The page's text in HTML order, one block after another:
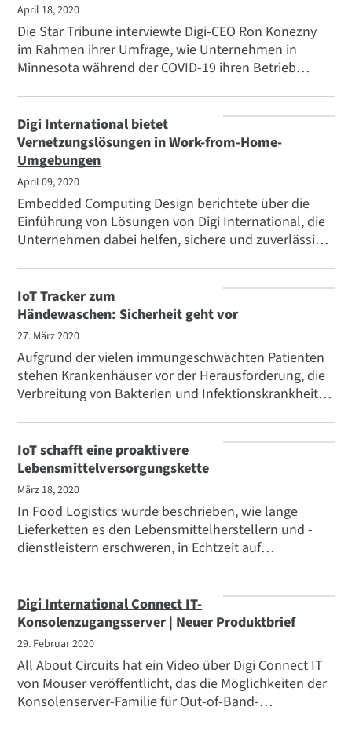
April 18, 2020
Die Star Tribune interviewte Digi-CEO Ron Konezny
im Rahmen ihrer Umfrage, wie Unternehmen in
Minnesota während der COVID-19 ihren Betrieb
Digi International bietet
Vernetzungslösungen in Work-from-Home-
Umgebungen
April 09, 2020
Embedded Computing Design berichtete über die
Einführung von Lösungen von Digi International, die
Unternehmen dabei helfen, sichere und zuverlässige
Unternehmen vor neue Herausforderungen, wenn es
darum geht, wichtige Unternehmensdaten zu
schützen und den Mitarbeitern einen sicheren
Zugang zum Unternehmensnetzwerk zu
ermöglichen.
IoT Tracker zum
Händewaschen: Sicherheit geht vor
27. März 2020
Aufgrund der vielen immungeschwächten Patienten
stehen Krankenhäuser vor der Herausforderung, die
Verbreitung von Bakterien und Infektionskrankheiten
dieses Problems schon lange vor der COVID-19-
Pandemie und entwickelte ein sensorbasiertes
Handreinigungssystem unter Verwendung des Digi
XBee Gateway und Digi Remote Manager. Die
sensorgesteuerten Stationen identifizieren jeden
einzelnen Mitarbeiter und zeichnen Handhygiene-
Ereignisse auf, um die Einhaltung zu bestätigen
und/oder rechtzeitig an die Hygiene zu erinnern.
IoT schafft eine proaktivere
Lebensmittelversorgungskette
März 18, 2020
In Food Logistics wurde beschrieben, wie lange
Lieferketten es den Lebensmittelherstellern und -
dienstleistern erschweren, in Echtzeit auf
beschreibt, wie Organisationen wie SmartSense by
Digi diese Herausforderungen mit IoT Geräten und
Berichten lösen.
Digi International Connect IT-
Konsolenzugangsserver | Neuer Produktbrief
29. Februar 2020
All About Circuits hat ein Video über Digi Connect IT
von Mouser veröffentlicht, das die Möglichkeiten der
Konsolenserver-Familie für Out-of-Band-